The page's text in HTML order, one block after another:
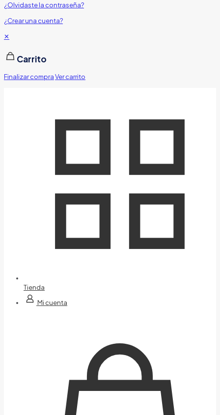
¿Olvidaste la contraseña?
¿Crear una cuenta?
✕
Carrito
Finalizar compraVer carrito
Tienda
Mi cuenta